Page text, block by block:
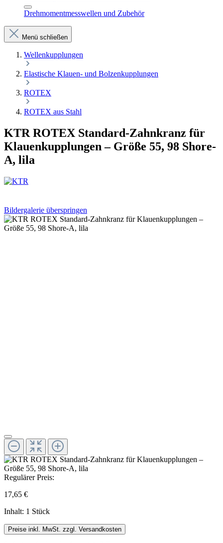
Drehmomentmesswellen und Zubehör
Menü schließen
Wellenkupplungen
Elastische Klauen- und Bolzenkupplungen
ROTEX
ROTEX aus Stahl
KTR ROTEX Standard-Zahnkranz für
Klauenkupplungen – Größe 55, 98 Shore-
A, lila
Bildergalerie überspringen
Regulärer Preis:
17,65 €
Inhalt: 1 Stück
Preise inkl. MwSt. zzgl. Versandkosten